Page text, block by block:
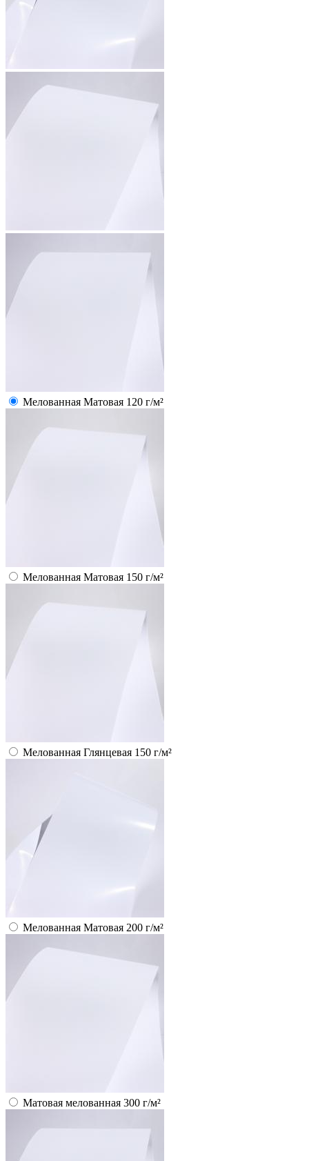
Мелованная Матовая 120 г/м²
Мелованная Матовая 150 г/м²
Мелованная Глянцевая 150 г/м²
Мелованная Матовая 200 г/м²
Матовая мелованная 300 г/м²